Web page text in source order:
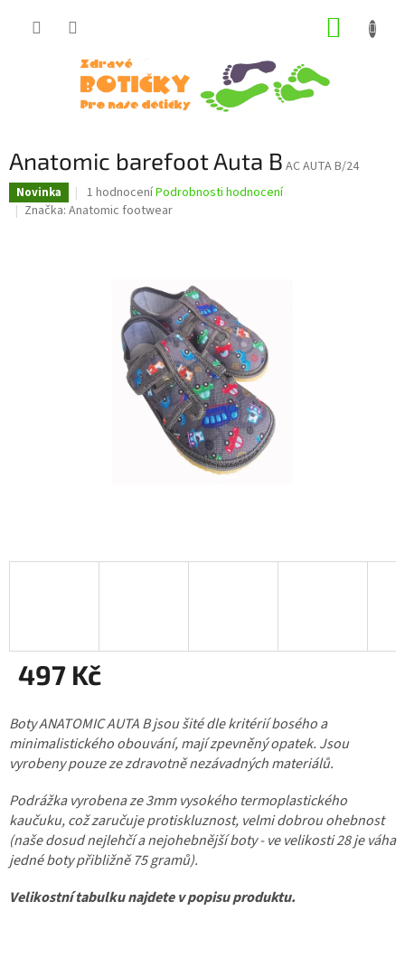
Anatomic barefoot Auta B AC AUTA B/24
Novinka
Průměrné
hodnocení
hvězdiček.
1 hodnoceníPodrobnosti hodnocení
Značka: Anatomic footwear
497 Kč
cena:
Boty ANATOMIC AUTA B jsou šité dle kritérií bosého a
minimalistického obouvání, mají zpevněný opatek. Jsou
vyrobeny pouze ze zdravotně nezávadných materiálů.
Podrážka vyrobena ze 3mm vysokého termoplastického
kaučuku, což zaručuje protiskluznost, velmi dobrou ohebnost
(naše dosud nejlehčí a nejohebnější boty - ve velikosti 28 je váha
jedné boty přibližně 75 gramů).
Velikostní tabulku najdete v popisu produktu.